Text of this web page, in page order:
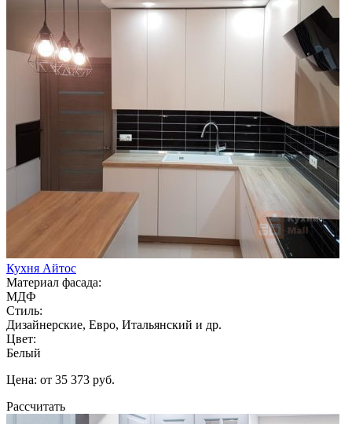
Кухня Айтос
Материал фасада:
МДФ
Стиль:
Дизайнерские, Евро, Итальянский и др.
Цвет:
Белый
Цена: от 35 373 руб.
Рассчитать